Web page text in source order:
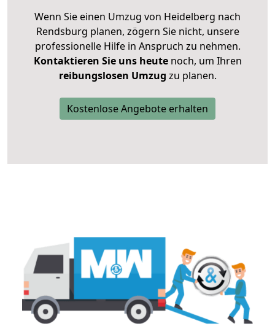
Wenn Sie einen Umzug von Heidelberg nach
Rendsburg planen, zögern Sie nicht, unsere
professionelle Hilfe in Anspruch zu nehmen.
Kontaktieren Sie uns heutenoch, um Ihren
reibungslosen Umzug zu planen.
Kostenlose Angebote erhalten